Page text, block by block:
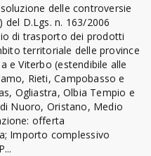
delle controversie
D.Lgs. n. 163/2006
di trasporto dei prodotti
territoriale delle province
e Viterbo (estendibile alle
Rieti, Campobasso e
Ogliastra, Olbia Tempio e
Nuoro, Oristano, Medio
offerta
Importo complessivo